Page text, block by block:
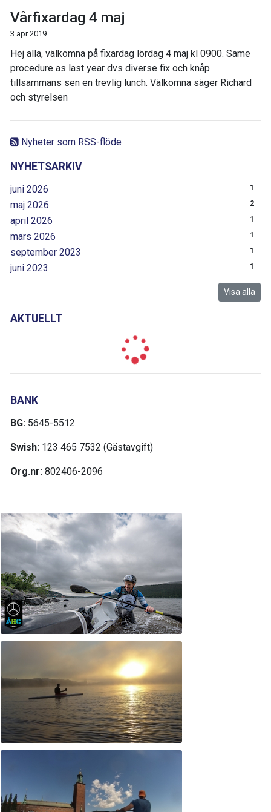
Nyheter som RSS-flöde
NYHETSARKIV
juni 2026 1
maj 2026 2
april 2026 1
mars 2026 1
september 2023 1
juni 2023 1
Visa alla
AKTUELLT
BANK
BG: 5645-5512
Swish: 123 465 7532 (Gästavgift)
Org.nr: 802406-2096
Vårfixardag 4 maj
3 apr 2019
Hej alla, välkomna på fixardag lördag 4 maj kl 0900. Same
procedure as last year dvs diverse fix och knåp
tillsammans sen en trevlig lunch. Välkomna säger Richard
och styrelsen